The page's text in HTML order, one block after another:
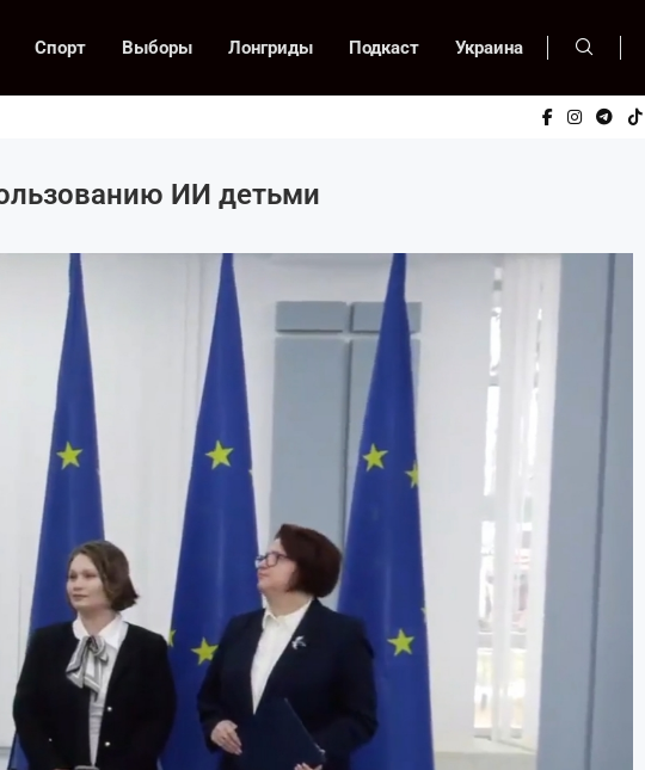
Спорт Выборы Лонгриды Подкаст Украина
ИИ детьми